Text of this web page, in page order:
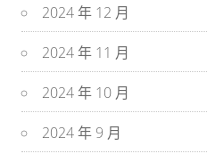
2024 年 12 月
2024 年 11 月
2024 年 10 月
2024 年 9 月